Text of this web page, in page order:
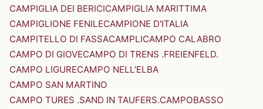
CAMPIGLIA DEI BERICICAMPIGLIA MARITTIMA
CAMPIGLIONE FENILECAMPIONE D'ITALIA
CAMPITELLO DI FASSACAMPLICAMPO CALABRO
CAMPO DI GIOVECAMPO DI TRENS .FREIENFELD.
CAMPO LIGURECAMPO NELL'ELBA
CAMPO SAN MARTINO
CAMPO TURES .SAND IN TAUFERS.CAMPOBASSO